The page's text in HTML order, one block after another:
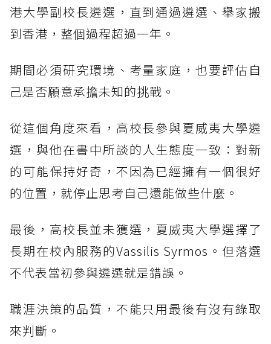
港大學副校長遴選，直到通過遴選、舉家搬
到香港，整個過程超過一年。
期間必須研究環境、考量家庭，也要評估自
己是否願意承擔未知的挑戰。
從這個角度來看，高校長參與夏威夷大學遴
選，與他在書中所談的人生態度一致：對新
的可能保持好奇，不因為已經擁有一個很好
的位置，就停止思考自己還能做些什麼。
最後，高校長並未獲選，夏威夷大學選擇了
長期在校內服務的Vassilis Syrmos。但落選
不代表當初參與遴選就是錯誤。
職涯決策的品質，不能只用最後有沒有錄取
來判斷。